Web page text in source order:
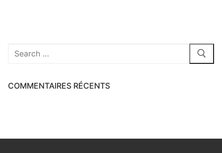
Rechercher
COMMENTAIRES RÉCENTS